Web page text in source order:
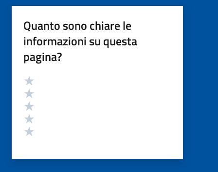
Quanto sono chiare le
informazioni su questa
pagina?
Valutazione